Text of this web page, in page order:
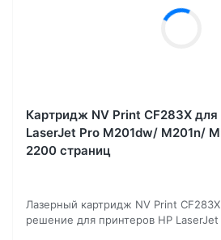
Картридж NV Print CF283X для
LaserJet Pro M201dw/ M201n/
2200 страниц
Лазерный картридж NV Print
решение для принтеров HP